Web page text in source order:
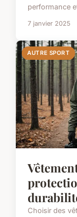
performance
7 janvier 2025
AUTRE SPORT
Choisir des